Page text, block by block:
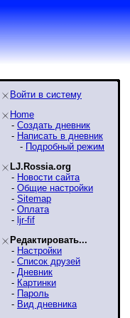
Войти в систему
Home
- Создать дневник
- Написать в дневник
- Подробный режим
LJ.Rossia.org
- Новости сайта
- Общие настройки
- Sitemap
- Оплата
- ljr-fif
Редактировать...
- Настройки
- Список друзей
- Дневник
- Картинки
- Пароль
- Вид дневника